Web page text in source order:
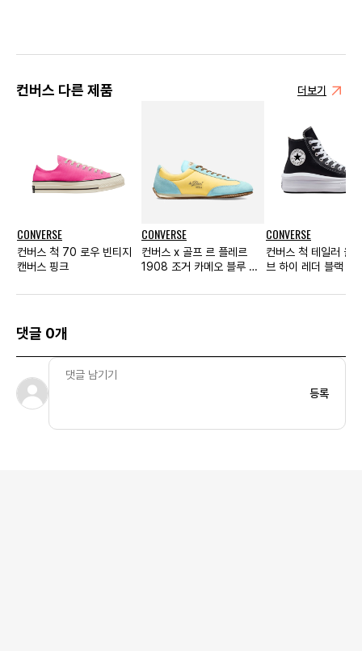
컨버스 다른 제품 더보기
CONVERSE
컨버스 척 70 로우 빈티지
캔버스 핑크
CONVERSE
컨버스 x 골프 르 플레르
1908 조거 카메오 블루 딥
CONVERSE
컨버스 척 테일러 올
브 하이 레더 블랙
댓글 0개
등록